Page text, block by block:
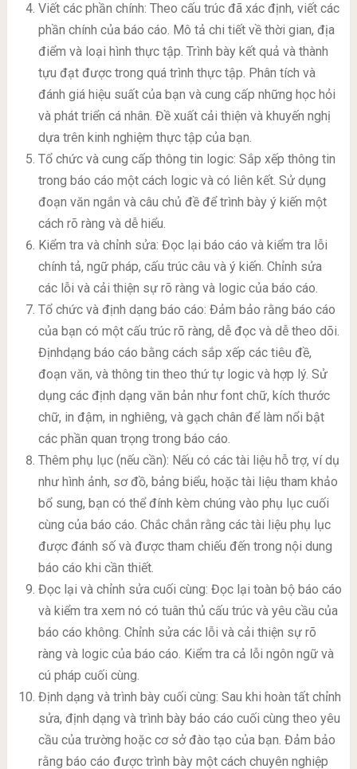
Viết các phần chính: Theo cấu trúc đã xác định, viết các
phần chính của báo cáo. Mô tả chi tiết về thời gian, địa
điểm và loại hình thực tập. Trình bày kết quả và thành
tựu đạt được trong quá trình thực tập. Phân tích và
đánh giá hiệu suất của bạn và cung cấp những học hỏi
và phát triển cá nhân. Đề xuất cải thiện và khuyến nghị
dựa trên kinh nghiệm thực tập của bạn.
Tổ chức và cung cấp thông tin logic: Sắp xếp thông tin
trong báo cáo một cách logic và có liên kết. Sử dụng
đoạn văn ngắn và câu chủ đề để trình bày ý kiến một
cách rõ ràng và dễ hiểu.
Kiểm tra và chỉnh sửa: Đọc lại báo cáo và kiểm tra lỗi
chính tả, ngữ pháp, cấu trúc câu và ý kiến. Chỉnh sửa
các lỗi và cải thiện sự rõ ràng và logic của báo cáo.
Tổ chức và định dạng báo cáo: Đảm bảo rằng báo cáo
của bạn có một cấu trúc rõ ràng, dễ đọc và dễ theo dõi.
Địnhdạng báo cáo bằng cách sắp xếp các tiêu đề,
đoạn văn, và thông tin theo thứ tự logic và hợp lý. Sử
dụng các định dạng văn bản như font chữ, kích thước
chữ, in đậm, in nghiêng, và gạch chân để làm nổi bật
các phần quan trọng trong báo cáo.
Thêm phụ lục (nếu cần): Nếu có các tài liệu hỗ trợ, ví dụ
như hình ảnh, sơ đồ, bảng biểu, hoặc tài liệu tham khảo
bổ sung, bạn có thể đính kèm chúng vào phụ lục cuối
cùng của báo cáo. Chắc chắn rằng các tài liệu phụ lục
được đánh số và được tham chiếu đến trong nội dung
báo cáo khi cần thiết.
Đọc lại và chỉnh sửa cuối cùng: Đọc lại toàn bộ báo cáo
và kiểm tra xem nó có tuân thủ cấu trúc và yêu cầu của
báo cáo không. Chỉnh sửa các lỗi và cải thiện sự rõ
ràng và logic của báo cáo. Kiểm tra cả lỗi ngôn ngữ và
cú pháp cuối cùng.
Định dạng và trình bày cuối cùng: Sau khi hoàn tất chỉnh
sửa, định dạng và trình bày báo cáo cuối cùng theo yêu
cầu của trường hoặc cơ sở đào tạo của bạn. Đảm bảo
rằng báo cáo được trình bày một cách chuyên nghiệp